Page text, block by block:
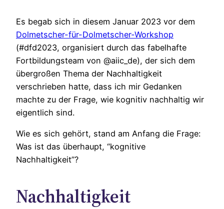
Es begab sich in diesem Januar 2023 vor dem
Dolmetscher-für-Dolmetscher-Workshop
(#dfd2023, organisiert durch das fabelhafte
Fortbildungsteam von @aiic_de), der sich dem
übergroßen Thema der Nachhaltigkeit
verschrieben hatte, dass ich mir Gedanken
machte zu der Frage, wie kognitiv nachhaltig wir
eigentlich sind.
Wie es sich gehört, stand am Anfang die Frage:
Was ist das überhaupt, “kognitive
Nachhaltigkeit”?
Nachhaltigkeit